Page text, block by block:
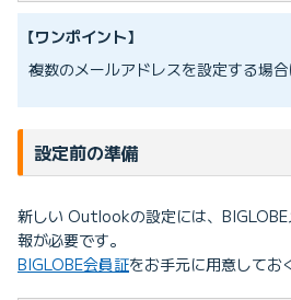
【ワンポイント】
複数のメールアドレスを設定する場
設定前の準備
新しい Outlookの設定には、
報が必要です。
BIGLOBE会員証をお手元に用意してお